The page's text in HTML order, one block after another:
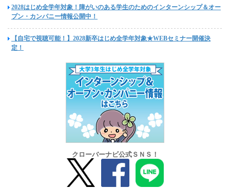
2028はじめ全学年対象！障がいのある学生のためのインターンシップ＆オー
プン・カンパニー情報公開中！
【自宅で視聴可能！】2028新卒はじめ全学年対象★WEBセミナー開催決
定！
クローバーナビ公式ＳＮＳ！